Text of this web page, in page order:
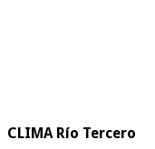
CLIMA Río Tercero